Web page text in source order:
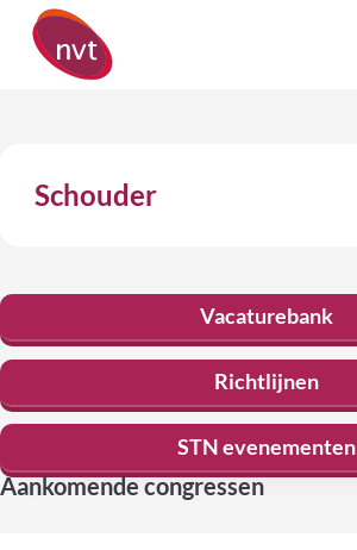
Schouder
Vacaturebank
Richtlijnen
STN evenementen
Aankomende congressen